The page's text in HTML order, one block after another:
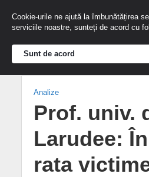
Analize
Prof. univ.
Larudee:
rata
Cookie-urile ne ajută la îmbunătățirea
serviciile noastre, sunteți de acord cu
Sunt de acord